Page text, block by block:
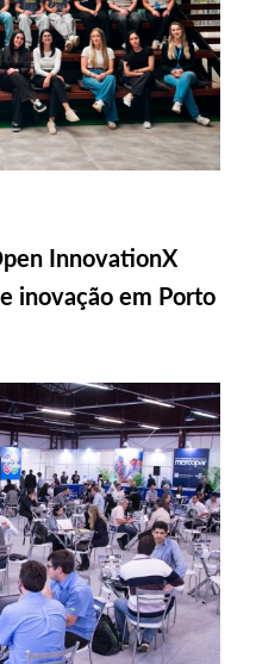
InnovationX
inovação em Porto